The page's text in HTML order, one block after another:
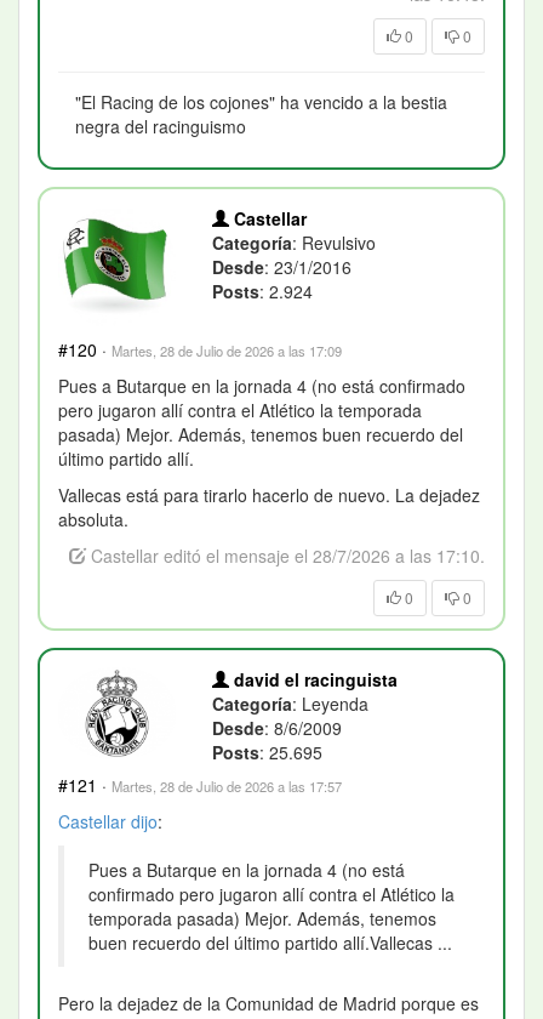
0 0
"El Racing de los cojones" ha vencido a la bestia
negra del racinguismo
Castellar
Categoría: Revulsivo
Desde: 23/1/2016
Posts: 2.924
#120 · Martes, 28 de Julio de 2026 a las 17:09
Pues a Butarque en la jornada 4 (no está confirmado
pero jugaron allí contra el Atlético la temporada
pasada) Mejor. Además, tenemos buen recuerdo del
último partido allí.
Vallecas está para tirarlo hacerlo de nuevo. La dejadez
absoluta.
Castellar editó el mensaje el 28/7/2026 a las 17:10.
0 0
david el racinguista
Categoría: Leyenda
Desde: 8/6/2009
Posts: 25.695
#121 · Martes, 28 de Julio de 2026 a las 17:57
Castellar dijo:
Pues a Butarque en la jornada 4 (no está
confirmado pero jugaron allí contra el Atlético la
temporada pasada) Mejor. Además, tenemos
buen recuerdo del último partido allí.Vallecas ...
Pero la dejadez de la Comunidad de Madrid porque es